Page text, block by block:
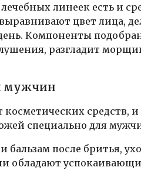
линеек есть и
цвет лица,
Компоненты
разгладит
мужчин
средств,
специально для
бальзам после бритья,
обладают